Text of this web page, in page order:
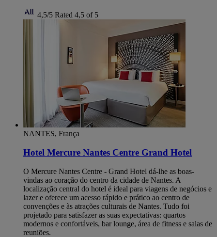
4,5/5 Rated 4,5 of 5
NANTES, França
Hotel Mercure Nantes Centre Grand Hotel
O Mercure Nantes Centre - Grand Hotel dá-lhe as boas-
vindas ao coração do centro da cidade de Nantes. A
localização central do hotel é ideal para viagens de negócios e
lazer e oferece um acesso rápido e prático ao centro de
convenções e às atrações culturais de Nantes. Tudo foi
projetado para satisfazer as suas expectativas: quartos
modernos e confortáveis, bar lounge, área de fitness e salas de
reuniões.